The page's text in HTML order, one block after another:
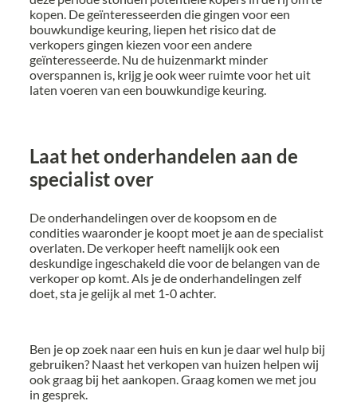
kopen. De geïnteresseerden die gingen voor een
bouwkundige keuring, liepen het risico dat de
verkopers gingen kiezen voor een andere
geïnteresseerde. Nu de huizenmarkt minder
overspannen is, krijg je ook weer ruimte voor het uit
laten voeren van een bouwkundige keuring.
Laat het onderhandelen aan de
specialist over
De onderhandelingen over de koopsom en de
condities waaronder je koopt moet je aan de specialist
overlaten. De verkoper heeft namelijk ook een
deskundige ingeschakeld die voor de belangen van de
verkoper op komt. Als je de onderhandelingen zelf
doet, sta je gelijk al met 1-0 achter.
Ben je op zoek naar een huis en kun je daar wel hulp bij
gebruiken? Naast het verkopen van huizen helpen wij
ook graag bij het aankopen. Graag komen we met jou
in gesprek.